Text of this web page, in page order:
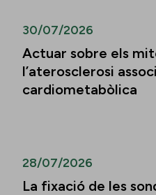
30/07/2026
Actuar sobre els
l’aterosclerosi
cardiometabòlica
28/07/2026
La fixació de les